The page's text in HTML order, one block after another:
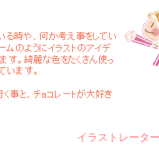
イラストレーター